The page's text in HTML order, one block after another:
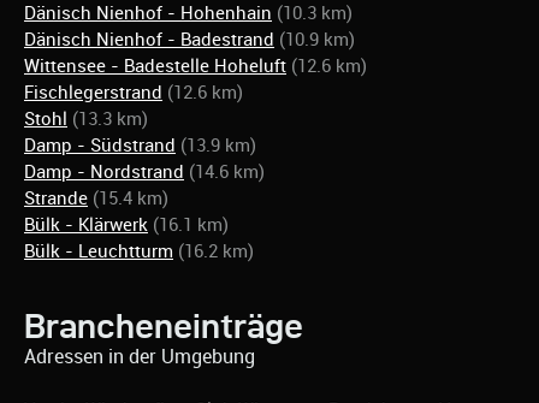
Dänisch Nienhof - Hohenhain (10.3 km)
Dänisch Nienhof - Badestrand (10.9 km)
Wittensee - Badestelle Hoheluft (12.6 km)
Fischlegerstrand (12.6 km)
Stohl (13.3 km)
Damp - Südstrand (13.9 km)
Damp - Nordstrand (14.6 km)
Strande (15.4 km)
Bülk - Klärwerk (16.1 km)
Bülk - Leuchtturm (16.2 km)
Brancheneinträge
Adressen in der Umgebung